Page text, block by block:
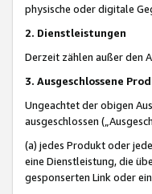
physische oder digitale
2. Dienstleistungen
Derzeit zählen außer den
3. Ausgeschlossene
Ungeachtet der obigen
ausgeschlossen
(a) jedes Produkt oder
eine Dienstleistung, die
gesponserten Link oder